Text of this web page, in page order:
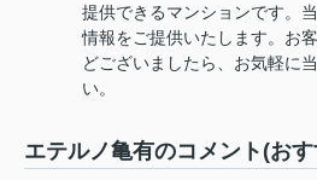
提供できるマンションです。
情報をご提供いたします。お
どございましたら、お気軽に
い。
エテルノ亀有のコメント(お